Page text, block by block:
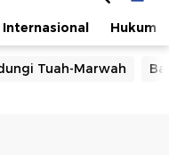
Internasional Hukum
Tuah-Marwah